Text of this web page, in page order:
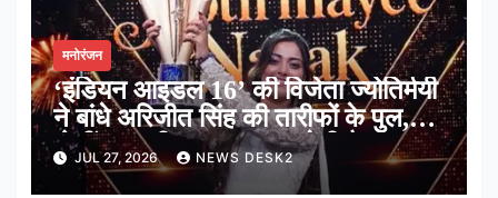
मनोरंजन
‘इंडियन आइडल 16’ की विजेता ज्योतिर्मयी
ने बांधे अरिजीत सिंह की तारीफों के पुल,
बोलीं-‘उनकी आवाज सुकून देती है’
JUL 27, 2026 NEWS DESK2